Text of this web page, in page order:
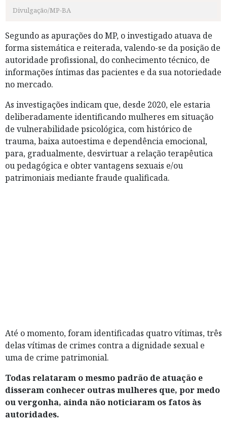
Divulgação/MP-BA
Segundo as apurações do MP, o investigado atuava de
forma sistemática e reiterada, valendo-se da posição de
autoridade profissional, do conhecimento técnico, de
informações íntimas das pacientes e da sua notoriedade
no mercado.
As investigações indicam que, desde 2020, ele estaria
deliberadamente identificando mulheres em situação
de vulnerabilidade psicológica, com histórico de
trauma, baixa autoestima e dependência emocional,
para, gradualmente, desvirtuar a relação terapêutica
ou pedagógica e obter vantagens sexuais e/ou
patrimoniais mediante fraude qualificada.
Até o momento, foram identificadas quatro vítimas, três
delas vítimas de crimes contra a dignidade sexual e
uma de crime patrimonial.
Todas relataram o mesmo padrão de atuação e
disseram conhecer outras mulheres que, por medo
ou vergonha, ainda não noticiaram os fatos às
autoridades.